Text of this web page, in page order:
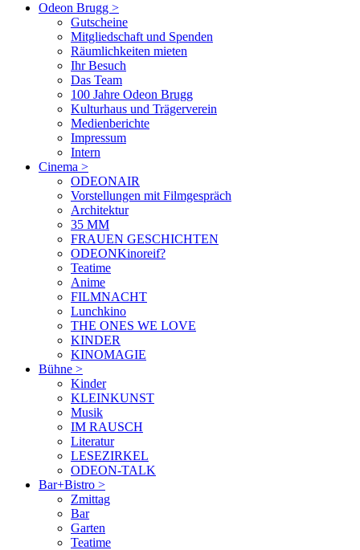
Odeon Brugg >
Gutscheine
Mitgliedschaft und Spenden
Räumlichkeiten mieten
Ihr Besuch
Das Team
100 Jahre Odeon Brugg
Kulturhaus und Trägerverein
Medienberichte
Impressum
Intern
Cinema >
ODEONAIR
Vorstellungen mit Filmgespräch
Architektur
35 MM
FRAUEN GESCHICHTEN
ODEONKinoreif?
Teatime
Anime
FILMNACHT
Lunchkino
THE ONES WE LOVE
KINDER
KINOMAGIE
Bühne >
Kinder
KLEINKUNST
Musik
IM RAUSCH
Literatur
LESEZIRKEL
ODEON-TALK
Bar+Bistro >
Zmittag
Bar
Garten
Teatime